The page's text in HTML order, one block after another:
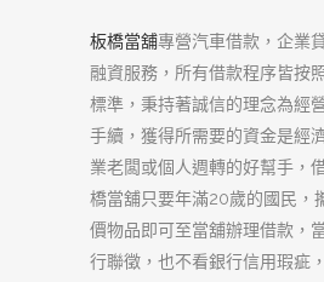
板橋當舖專營汽車借款，企業
融資服務，所有借款程序皆按
標準，秉持著誠信的理念為經
手續，獲得所需要的資金是經
業老闆或個人週轉的好幫手，
橋當舖只要年滿20歲的國民，
價物品即可至當舖辦理借款，
行聯徵，也不看銀行信用瑕疵